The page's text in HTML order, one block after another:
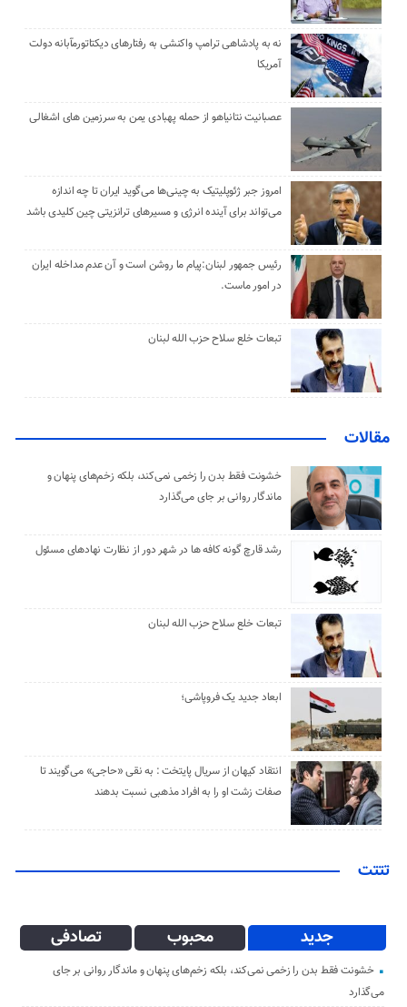
نه به پادشاهی ترامپ واکنشی به رفتارهای دیکتاتورمآبانه دولت
آمریکا
عصبانیت نتانیاهو از حمله پهبادی یمن به سرزمین های اشغالی
امروز جبر ژئوپلیتیک به چینی‌ها می‌گوید ایران تا چه اندازه
می‌تواند برای آینده انرژی و مسیرهای ترانزیتی چین کلیدی باشد
رئیس جمهور لبنان:پیام ما روشن است و آن عدم مداخله ایران
در امور ماست.
تبعات خلع سلاح حزب الله لبنان
مقالات
خشونت فقط بدن را زخمی نمی‌کند، بلکه زخم‌های پنهان و
ماندگار روانی بر جای می‌گذارد
رشد قارچ گونه کافه ها در شهر دور از نظارت نهادهای مسئول
تبعات خلع سلاح حزب الله لبنان
ابعاد جدید یک فروپاشی؛
انتقاد کیهان از سریال پایتخت : به نقی «حاجی» می‌گویند تا
صفات زشت او را به افراد مذهبی نسبت بدهند
تتتت
جدید محبوب تصادفی
خشونت فقط بدن را زخمی نمی‌کند، بلکه زخم‌های پنهان و ماندگار روانی بر جای
می‌گذارد